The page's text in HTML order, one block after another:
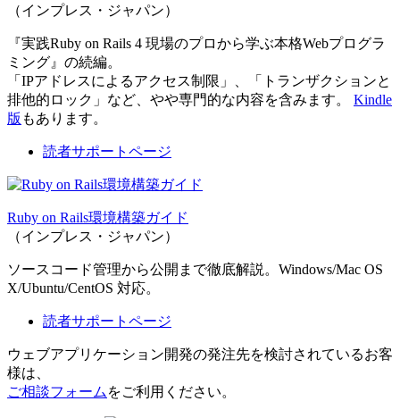
（インプレス・ジャパン）
『実践Ruby on Rails 4 現場のプロから学ぶ本格Webプログラ
ミング』の続編。
「IPアドレスによるアクセス制限」、「トランザクションと
排他的ロック」など、やや専門的な内容を含みます。 Kindle
版 もあります。
読者サポートページ
Ruby on Rails環境構築ガイド
（インプレス・ジャパン）
ソースコード管理から公開まで徹底解説。Windows/Mac OS
X/Ubuntu/CentOS 対応。
読者サポートページ
ウェブアプリケーション開発の発注先を検討されているお客
様は、
ご相談フォーム をご利用ください。